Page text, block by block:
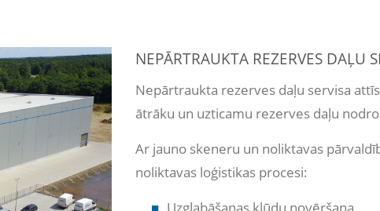
NEPĀRTRAUKTA REZERVES DAĻU
Nepārtraukta rezerves daļu servisa
ātrāku un uzticamu rezerves daļu
Ar jauno skeneru un noliktavas
noliktavas loģistikas procesi:
Uzglabāšanas kļūdu novēršana